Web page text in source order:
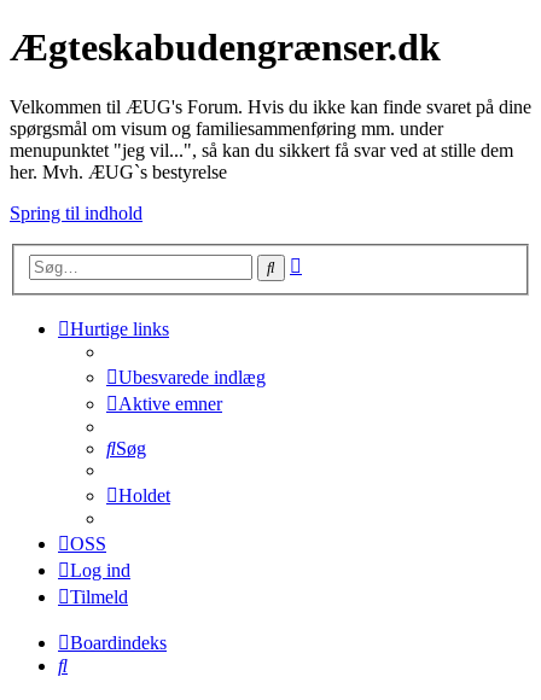
Ægteskabudengrænser.dk
Velkommen til ÆUG's Forum. Hvis du ikke kan finde svaret på dine
spørgsmål om visum og familiesammenføring mm. under
menupunktet "jeg vil...", så kan du sikkert få svar ved at stille dem
her. Mvh. ÆUG`s bestyrelse
Spring til indhold
Søg
Hurtige links
Ubesvarede indlæg
Aktive emner
Søg
Holdet
OSS
Log ind
Tilmeld
Boardindeks
Søg